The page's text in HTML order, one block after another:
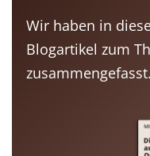
Wir haben in
Blogartikel zum
zusammengefasst.